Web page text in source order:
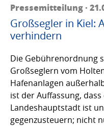
Pressemitteilung ·
Großsegler in Kiel:
verhindern
Die Gebührenordnung
Großseglern vom
Hafenanlagen
ist der Auffassung,
Landeshauptstadt ist
gegenzusteuern; nicht